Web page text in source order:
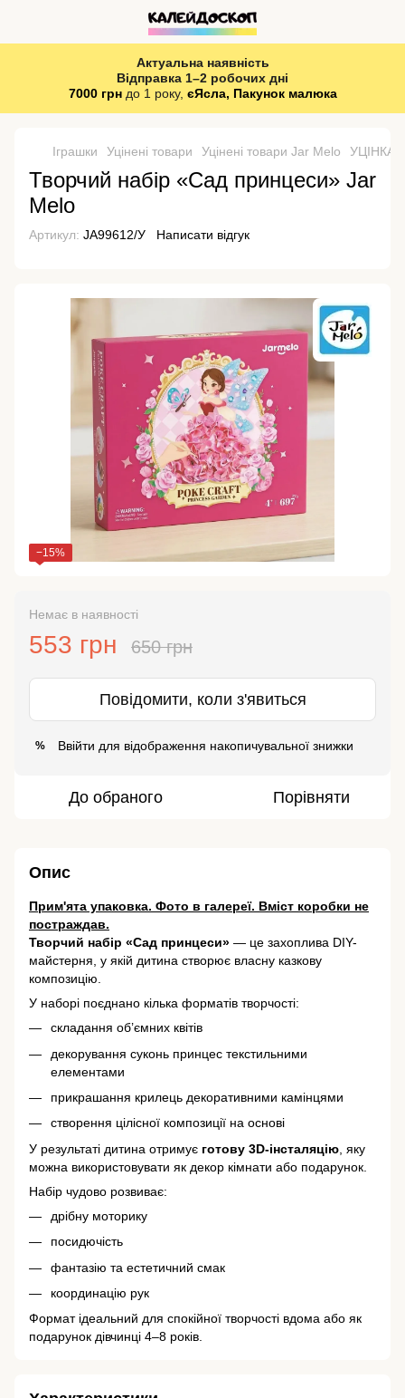
Актуальна наявність
Відправка 1–2 робочих дні
7000 грндо 1 року, єЯсла, Пакунок малюка
Іграшки Уцінені товари Уцінені товари Jar Melo УЦІНКА!
Творчий набір «Сад принцеси» Jar
Melo
Артикул: JA99612/У Написати відгук
−15%
Немає в наявності
553 грн 650 грн
Повідомити, коли з'явиться
% Ввійти для відображення накопичувальної знижки
До обраного Порівняти
Опис
Прим'ята упаковка. Фото в галереї. Вміст коробки не
постраждав.
Творчий набір «Сад принцеси» — це захоплива DIY-
майстерня, у якій дитина створює власну казкову
композицію.
У наборі поєднано кілька форматів творчості:
складання об’ємних квітів
декорування суконь принцес текстильними
елементами
прикрашання крилець декоративними камінцями
створення цілісної композиції на основі
У результаті дитина отримує готову 3D-інсталяцію , яку
можна використовувати як декор кімнати або подарунок.
Набір чудово розвиває:
дрібну моторику
посидючість
фантазію та естетичний смак
координацію рук
Формат ідеальний для спокійної творчості вдома або як
подарунок дівчинці 4–8 років.